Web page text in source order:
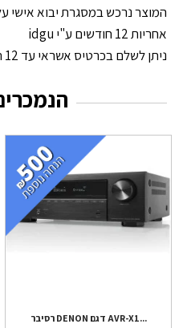
המוצר נרכש במסגרת יבוא
אחריות 12 חודשים ע"י idgu
ניתן לשלם בכרטיס אשראי עד 12 תשלומים (בתוספת ריבית)
רסיבר DENON דגם AVR-X1...